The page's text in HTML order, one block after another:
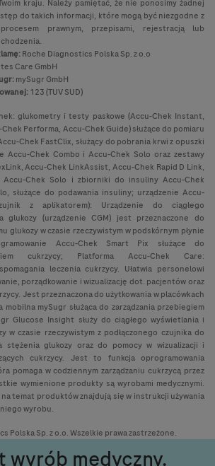
kraju. Należy pamiętać, że nie ponosimy żadnej
do takich informacji, które mogą być niezgodne z
prawnym, przepisami, rejestracją lub
Roche Diagnostics Polska Sp. z o.o
Care GmbH
mySugr GmbH
123 (TUV SUD)
glukometry i testy paskowe (Accu-Chek Instant,
Performa, Accu-Chek Guide) służące do pomiaru
Chek FastClix, służący do pobrania krwi z opuszki
Accu-Chek Combo i Accu-Chek Solo oraz zestawy
Accu-Chek LinkAssist, Accu-Chek Rapid D Link,
Accu-Chek Solo i zbiorniki do insuliny Accu-Chek
służące do podawania insuliny; urządzenie Accu-
z aplikatorem): Urządzenie do ciągłego
glukozy (urządzenie CGM) jest przeznaczone do
glukozy w czasie rzeczywistym w podskórnym płynie
Accu-Chek Smart Pix służące do
cukrzycy; Platforma Accu-Chek Care:
leczenia cukrzycy. Ułatwia personelowi
porządkowanie i wizualizację dot. pacjentów oraz
Jest przeznaczona do użytkowania w placówkach
mobilna mySugr służąca do zarządzania przebiegiem
Glucose Insight służy do ciągłego wyświetlania i
w czasie rzeczywistym z podłączonego czujnika do
stężenia glukozy oraz do pomocy w wizualizacji i
cukrzycy. Jest to funkcja oprogramowania
pomaga w codziennym zarządzaniu cukrzycą przez
wymienione produkty są wyrobami medycznymi.
na temat produktów znajdują się w instrukcji używania
wyrobu.
Polska Sp. z o.o. Wszelkie prawa zastrzeżone.
wyrób medyczny.